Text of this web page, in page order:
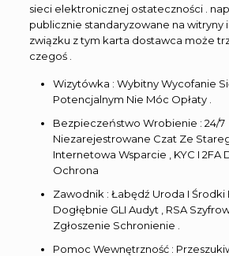
sieci elektronicznej ostateczności .
publicznie standaryzowane na witryny
związku z tym karta dostawca może
czegoś .
Wizytówka : Wybitny Wycofanie
Potencjalnym Nie Móc Opłaty .
Bezpieczeństwo Wrobienie : 24/7
Niezarejestrowane Czat Ze
Internetowa Wsparcie , KYC I 2FA
Ochrona
Zawodnik : Łabędź Uroda I
Dogłębnie GLI Audyt , RSA
Zgłoszenie Schronienie .
Pomoc Wewnętrzność :